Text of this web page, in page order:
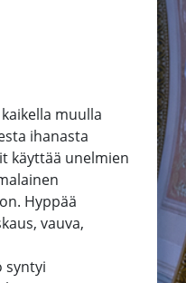
muulla
ihanasta
käyttää unelmien
Hyppää
vauva,
syntyi